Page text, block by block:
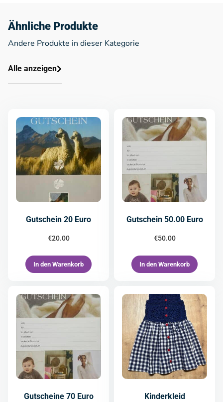
Ähnliche Produkte
Andere Produkte in dieser Kategorie
Alle anzeigen
Gutschein 20 Euro
€20.00
In den Warenkorb
Gutschein 50.00 Euro
€50.00
In den Warenkorb
Gutscheine 70 Euro Kinderkleid